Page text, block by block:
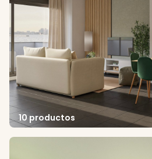
10 productos